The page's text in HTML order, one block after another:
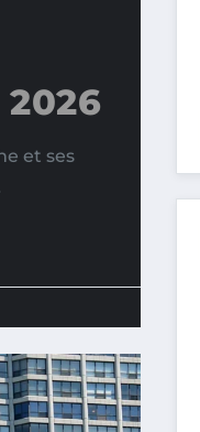
2026
et ses